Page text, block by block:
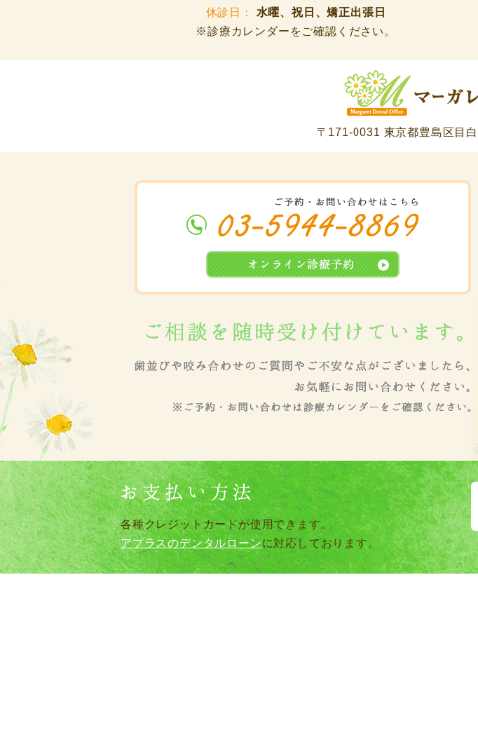
休診日：
水曜、祝日、矯正出張日
※診療カレンダーをご確認ください。
〒171-0031 東京都豊島区目
各種クレジットカードが使用できます。
アプラスのデンタルローンに対応しております。